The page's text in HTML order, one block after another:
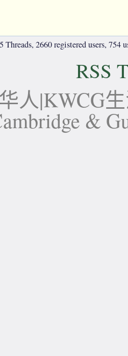
Threads, 2660 registered users, 754
RSS
人|KWCG
&